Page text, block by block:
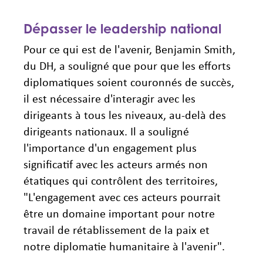
Dépasser le leadership national
Pour ce qui est de l'avenir, Benjamin Smith,
du DH, a souligné que pour que les efforts
diplomatiques soient couronnés de succès,
il est nécessaire d'interagir avec les
dirigeants à tous les niveaux, au-delà des
dirigeants nationaux. Il a souligné
l'importance d'un engagement plus
significatif avec les acteurs armés non
étatiques qui contrôlent des territoires,
"L'engagement avec ces acteurs pourrait
être un domaine important pour notre
travail de rétablissement de la paix et
notre diplomatie humanitaire à l'avenir".